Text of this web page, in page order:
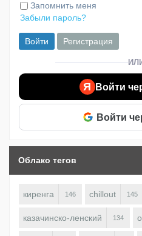
Запомнить меня
Забыли пароль?
Войти Регистрация
Я Войти
Войти
Облако тегов
киренга 146 chillout 145
казачинско-ленский 134